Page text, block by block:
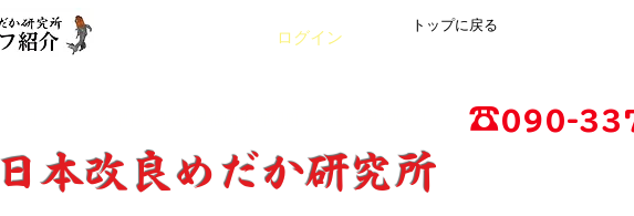
ログイン
トップに戻る
☎090-
​日本改良めだか研究所